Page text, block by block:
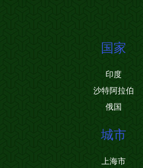
国家
印度
沙特阿拉伯
俄国
城市
上海市